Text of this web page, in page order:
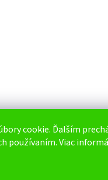
cookie. Ďalším
používaním. Viac